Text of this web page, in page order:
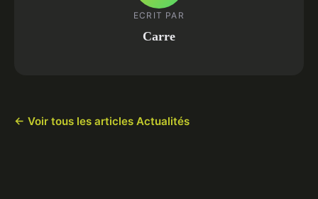
ECRIT PAR
Carre
← Voir tous les articles Actualités